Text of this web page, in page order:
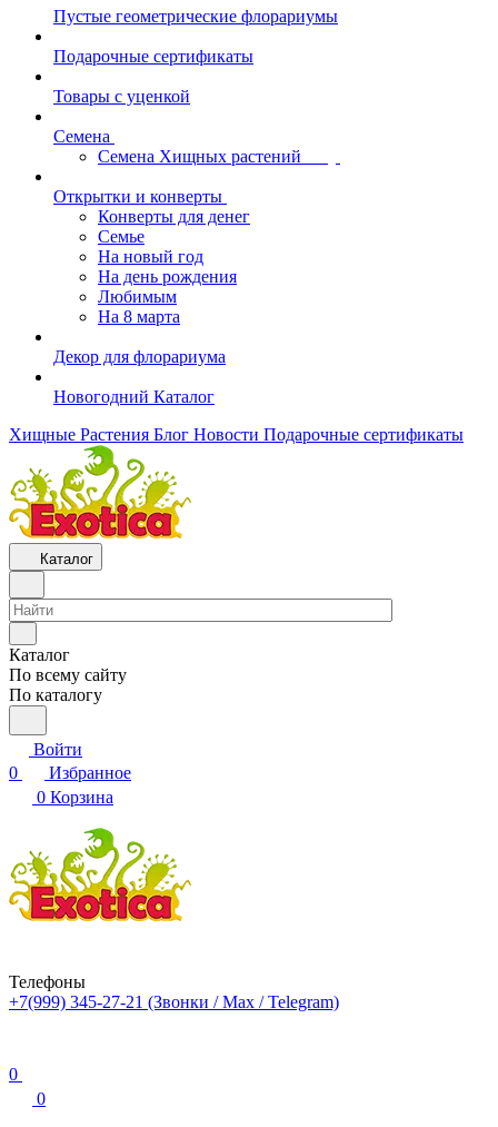
Пустые геометрические флорариумы
Подарочные сертификаты
Товары с уценкой
Семена
Семена Хищных растений
Открытки и конверты
Конверты для денег
Семье
На новый год
На день рождения
Любимым
На 8 марта
Декор для флорариума
Новогодний Каталог
Хищные Растения Блог Новости Подарочные сертификаты
Каталог
Каталог
По всему сайту
По каталогу
Войти
0
Избранное
0 Корзина
Телефоны
+7(999) 345-27-21 (Звонки / Max / Telegram)
0
0